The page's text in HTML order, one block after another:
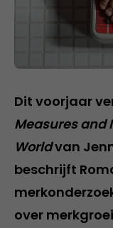
Dit voorjaar
Measures and
Worldvan
beschrijft
over